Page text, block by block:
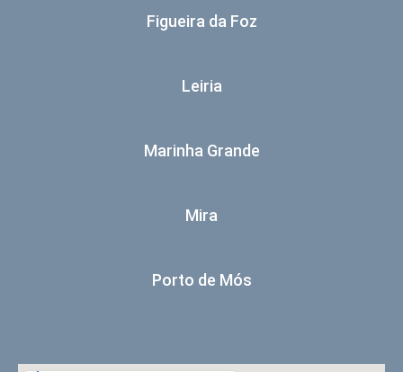
Figueira da Foz
Leiria
Marinha Grande
Mira
Porto de Mós